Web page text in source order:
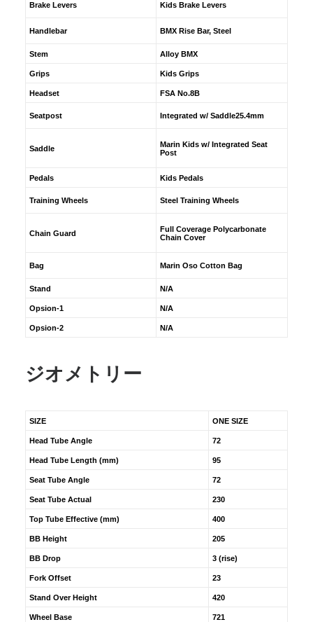
Brake Levers Kids Brake Levers
Handlebar BMX Rise Bar, Steel
Stem Alloy BMX
Grips Kids Grips
Headset FSA No.8B
Seatpost Integrated w/ Saddle25.4mm
Saddle
Marin Kids w/ Integrated Seat
Post
Pedals Kids Pedals
Training Wheels Steel Training Wheels
Chain Guard
Full Coverage Polycarbonate
Chain Cover
Bag Marin Oso Cotton Bag
Stand N/A
Opsion-1 N/A
Opsion-2 N/A
ジオメトリー
SIZE ONE SIZE
Head Tube Angle 72
Head Tube Length (mm) 95
Seat Tube Angle 72
Seat Tube Actual 230
Top Tube Effective (mm) 400
BB Height 205
BB Drop 3 (rise)
Fork Offset 23
Stand Over Height 420
Wheel Base 721